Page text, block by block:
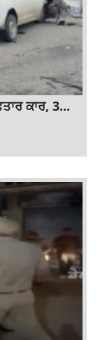
ਕਾਰ, 3...